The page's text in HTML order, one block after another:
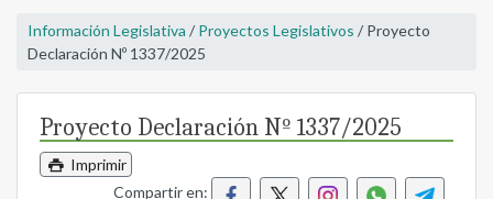
Información Legislativa / Proyectos Legislativos / Proyecto
Declaración Nº 1337/2025
Proyecto Declaración Nº 1337/2025
Imprimir
Compartir en: